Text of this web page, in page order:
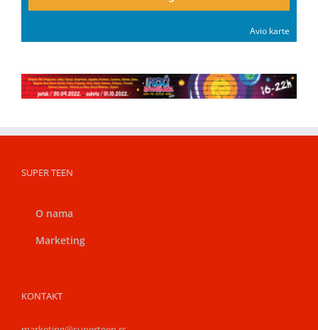
Avio karte
SUPER TEEN
O nama
Marketing
KONTAKT